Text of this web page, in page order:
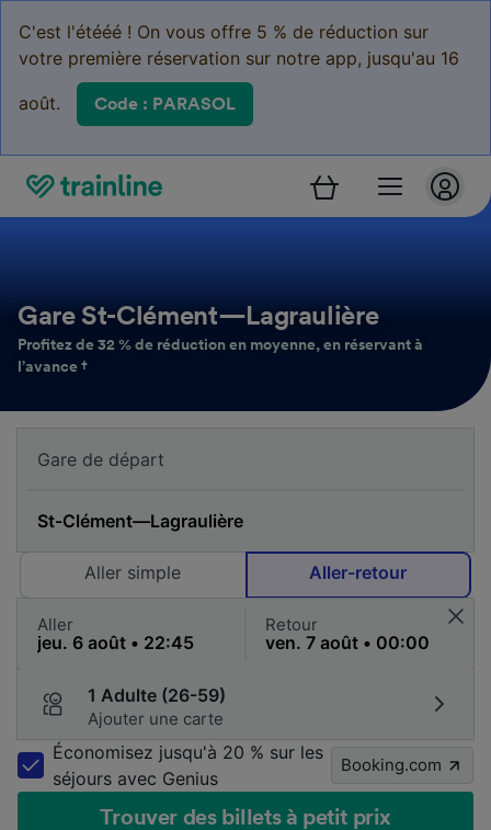
C'est l'étééé ! On vous offre 5 % de réduction sur
votre première réservation sur notre app, jusqu'au 16
août. Code : PARASOL
Gare St-Clément—Lagraulière
Profitez de 32 % de réduction en moyenne, en réservant à
l’avance †
Aller simple Aller-retour
Aller Retour
1 Adulte (26-59)
Ajouter une carte
Économisez jusqu'à 20 % sur les
séjours avec Genius
Booking.com
Trouver des billets à petit prix